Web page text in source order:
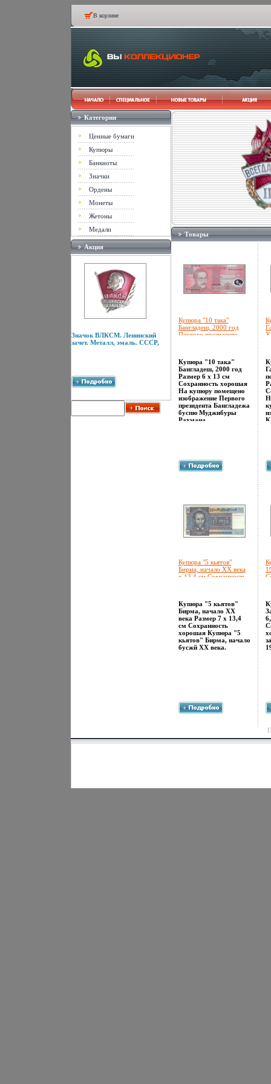
В корзине
Категории
Ценные бумаги
Купюры
Банкноты
Значки
Ордены
Монеты
Жетоны
Медали
Акция
Значок ВЛКСМ. Ленинский
зачет. Металл, эмаль. СССР,
Товары
Купюра "10 така"
Бангладеш, 2000 год
Первого президента
Купюра "10 така"
Бангладеш, 2000 год
Размер 6 х 13 см
Сохранность хорошая
На купюру помещено
изображение Первого
президента Бангладежа
буспю Муджибуры
Рахмана.
Купюра "5 кьятов"
Бирма, начало XX века
х 13,4 см Сохранность
Купюра "5 кьятов"
Бирма, начало XX
века Размер 7 х 13,4
см Сохранность
хорошая Купюра "5
кьятов" Бирма, начало
бусжй XX века.